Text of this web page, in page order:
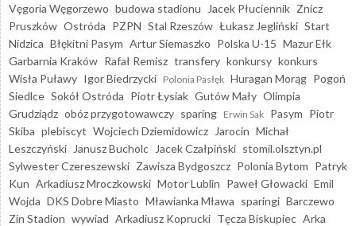
Vęgoria Węgorzewo budowa stadionu Jacek Płuciennik Znicz
Pruszków Ostróda PZPN Stal Rzeszów Łukasz Jegliński Start
Nidzica Błękitni Pasym Artur Siemaszko Polska U-15 Mazur Ełk
Garbarnia Kraków Rafał Remisz transfery konkursy konkurs
Wisła Puławy Igor Biedrzycki Polonia Pasłęk Huragan Morąg Pogoń
Siedlce Sokół Ostróda Piotr Łysiak Gutów Mały Olimpia
Grudziądz obóz przygotowawczy sparing Erwin Sak Pasym Piotr
Skiba plebiscyt Wojciech Dziemidowicz Jarocin Michał
Leszczyński
Janusz Bucholc Jacek Czałpiński stomil.olsztyn.pl
Sylwester Czereszewski Zawisza Bydgoszcz Polonia Bytom Patryk
Kun Arkadiusz Mroczkowski Motor Lublin Paweł Głowacki Emil
Wojda DKS Dobre Miasto Mławianka Mława sparingi Barczewo
Zin Stadion wywiad Arkadiusz Koprucki Tęcza Biskupiec Arka